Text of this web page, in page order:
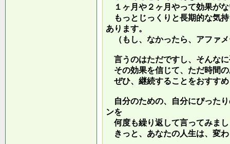
１ヶ月や２ヶ月やって効果が
もっとじっくりと長期的な気
あります。
（もし、なかったら、アファ
言うのはただですし、そんな
その効果を信じて、ただ時間
ぜひ、継続することをおすす
自分のための、自分にぴった
ンを
何度も繰り返して言ってみま
きっと、あなたの人生は、変